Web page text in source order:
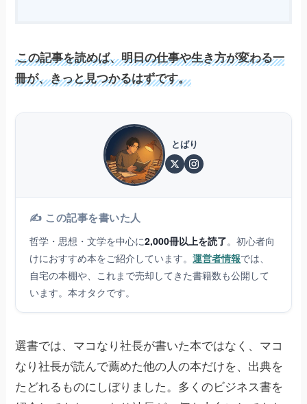
この記事を読めば、明日の仕事や生き方が変わる一
冊が、きっと見つかるはずです。
とばり
✍️ この記事を書いた人
哲学・思想・文学を中心に2,000冊以上を読了。初心者向
けにおすすめ本をご紹介しています。運営者情報では、
自宅の本棚や、これまで売却してきた書籍数も公開して
います。本オタクです。
選書では、マコなり社長が書いた本ではなく、マコ
なり社長が読んで薦めた他の人の本だけを、出典を
たどれるものにしぼりました。多くのビジネス書を